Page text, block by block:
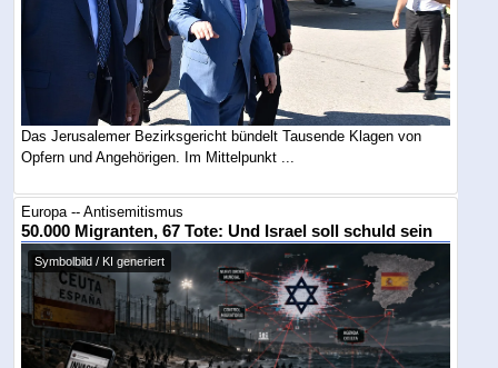
Das Jerusalemer Bezirksgericht bündelt Tausende Klagen von
Opfern und Angehörigen. Im Mittelpunkt ...
Europa -- Antisemitismus
50.000 Migranten, 67 Tote: Und Israel soll schuld sein
Symbolbild / KI generiert